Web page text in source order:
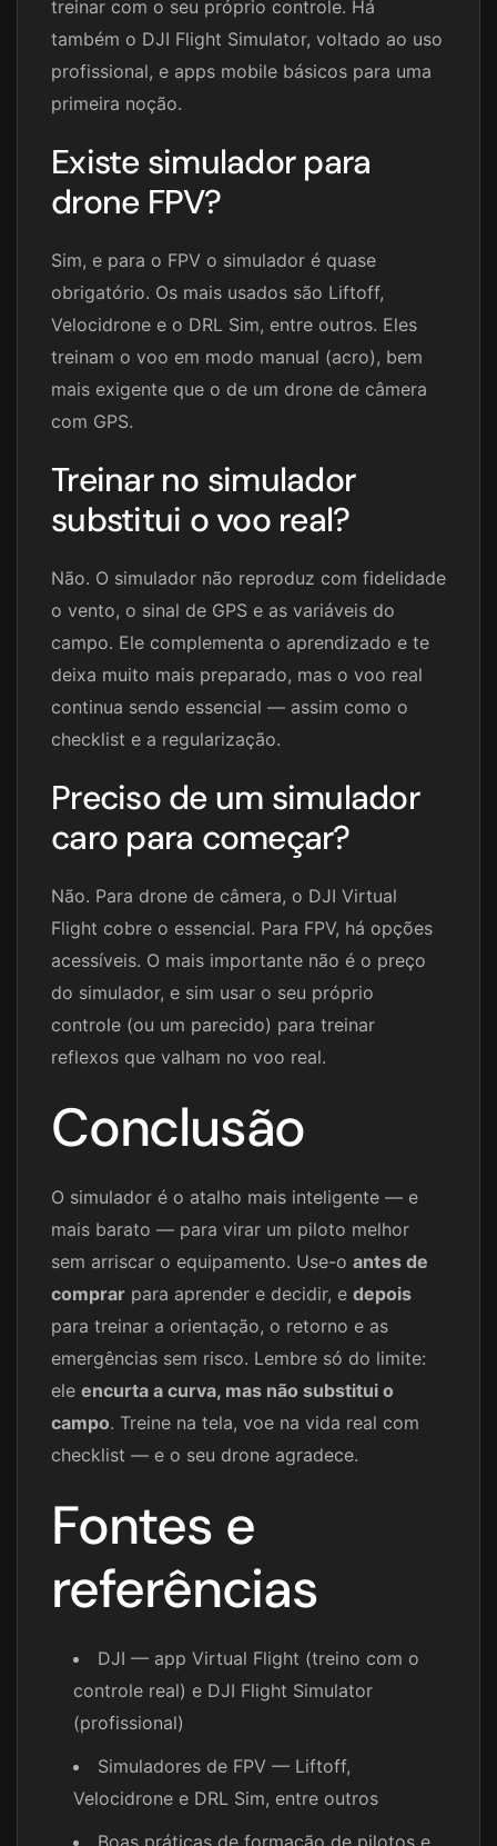
treinar com o seu próprio controle. Há
também o DJI Flight Simulator, voltado ao uso
profissional, e apps mobile básicos para uma
primeira noção.
Existe simulador para
drone FPV?
Sim, e para o FPV o simulador é quase
obrigatório. Os mais usados são Liftoff,
Velocidrone e o DRL Sim, entre outros. Eles
treinam o voo em modo manual (acro), bem
mais exigente que o de um drone de câmera
com GPS.
Treinar no simulador
substitui o voo real?
Não. O simulador não reproduz com fidelidade
o vento, o sinal de GPS e as variáveis do
campo. Ele complementa o aprendizado e te
deixa muito mais preparado, mas o voo real
continua sendo essencial — assim como o
checklist e a regularização.
Preciso de um simulador
caro para começar?
Não. Para drone de câmera, o DJI Virtual
Flight cobre o essencial. Para FPV, há opções
acessíveis. O mais importante não é o preço
do simulador, e sim usar o seu próprio
controle (ou um parecido) para treinar
reflexos que valham no voo real.
Conclusão
O simulador é o atalho mais inteligente — e
mais barato — para virar um piloto melhor
sem arriscar o equipamento. Use-o antes de
comprar para aprender e decidir, e depois
para treinar a orientação, o retorno e as
emergências sem risco. Lembre só do limite:
ele encurta a curva, mas não substitui o
campo. Treine na tela, voe na vida real com
checklist — e o seu drone agradece.
Fontes e
referências
DJI — app Virtual Flight (treino com o
controle real) e DJI Flight Simulator
(profissional)
Simuladores de FPV — Liftoff,
Velocidrone e DRL Sim, entre outros
Boas práticas de formação de pilotos e